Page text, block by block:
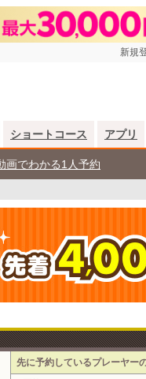
新規
ショートコース アプリ
画でわかる1人予約
先に予約しているプレーヤー